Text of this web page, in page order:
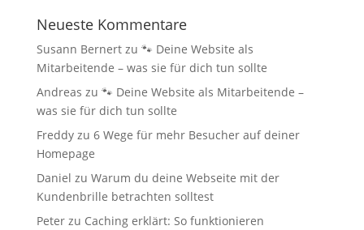
Neueste Kommentare
Susann Bernertzu 🐾 Deine Website als
Mitarbeitende – was sie für dich tun sollte
Andreas zu 🐾 Deine Website als Mitarbeitende –
was sie für dich tun sollte
Freddyzu 6 Wege für mehr Besucher auf deiner
Homepage
Daniel zu Warum du deine Webseite mit der
Kundenbrille betrachten solltest
Peterzu Caching erklärt: So funktionieren